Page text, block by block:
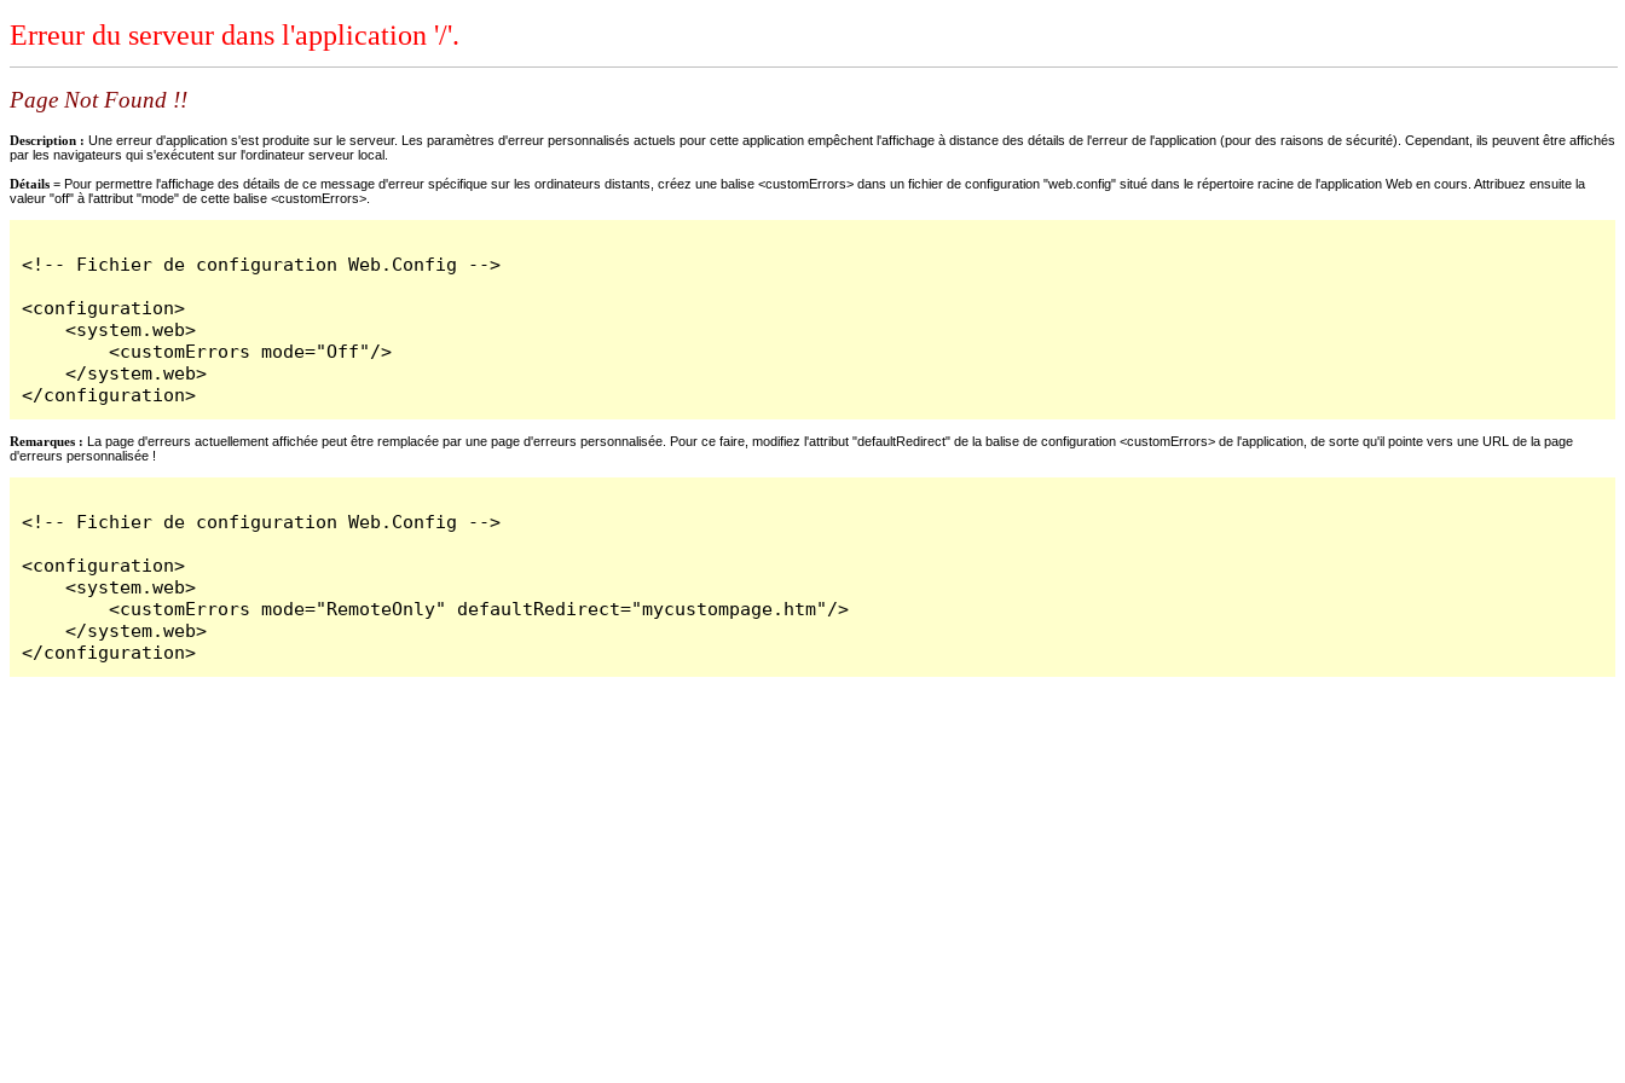
Erreur du serveur dans l'application '/'.
Page Not Found !!
Description : Une erreur d'application s'est produite sur le serveur. Les paramètres d'erreur personnalisés actuels pour cette application empêchent l'affichage à distance des détails de l'erreur de l'application (pour des raisons de sécurité). Cependant, ils peuvent être affichés
par les navigateurs qui s'exécutent sur l'ordinateur serveur local.
Détails = Pour permettre l'affichage des détails de ce message d'erreur spécifique sur les ordinateurs distants, créez une balise <customErrors> dans un fichier de configuration "web.config" situé dans le répertoire racine de l'application Web en cours. Attribuez ensuite la
valeur "off" à l'attribut "mode" de cette balise <customErrors>.
<!-- Fichier de configuration Web.Config -->
<configuration>
    <system.web>
        <customErrors mode="Off"/>
    </system.web>
</configuration>
Remarques : La page d'erreurs actuellement affichée peut être remplacée par une page d'erreurs personnalisée. Pour ce faire, modifiez l'attribut "defaultRedirect" de la balise de configuration <customErrors> de l'application, de sorte qu'il pointe vers une URL de la page
d'erreurs personnalisée !
<!-- Fichier de configuration Web.Config -->
<configuration>
    <system.web>
        <customErrors mode="RemoteOnly" defaultRedirect="mycustompage.htm"/>
    </system.web>
</configuration>